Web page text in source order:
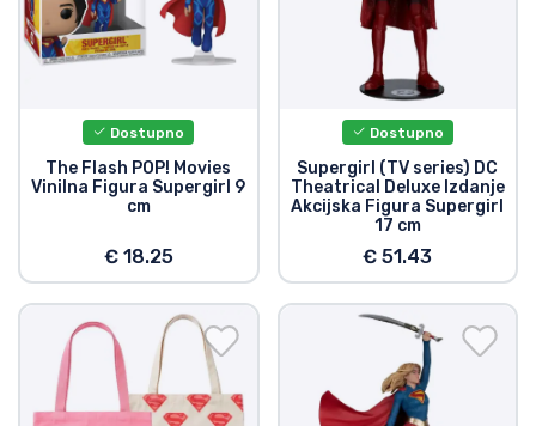
Dostupno
The Flash POP! Movies
Vinilna Figura Supergirl 9
cm
€ 18.25
Dostupno
Supergirl (TV series) DC
Theatrical Deluxe Izdanje
Akcijska Figura Supergirl
17 cm
€ 51.43